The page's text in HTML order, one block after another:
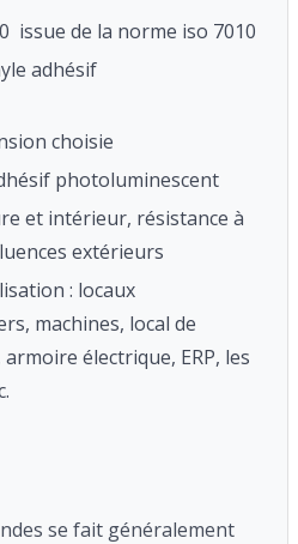
issue de la norme iso 7010
adhésif
choisie
photoluminescent
et intérieur, résistance à
extérieurs
: locaux
machines, local de
électrique, ERP, les
se fait généralement